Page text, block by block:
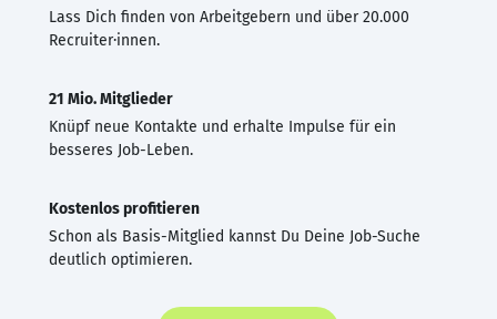
Lass Dich finden von Arbeitgebern und über 20.000
Recruiter·innen.
21 Mio. Mitglieder
Knüpf neue Kontakte und erhalte Impulse für ein
besseres Job-Leben.
Kostenlos profitieren
Schon als Basis-Mitglied kannst Du Deine Job-Suche
deutlich optimieren.